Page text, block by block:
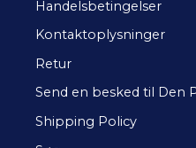
Handelsbetingelser
Kontaktoplysninger
Retur
Send en besked til Den
Shipping Policy